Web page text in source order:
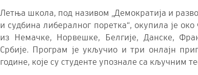
Летња школа, под називом „Демократија и
и судбина либералног поретка“, окупила је
из Немачке, Норвешке, Белгије, Данске,
Србије. Програм је укључио и три онлајн
године, које су студенте упознале са кључним